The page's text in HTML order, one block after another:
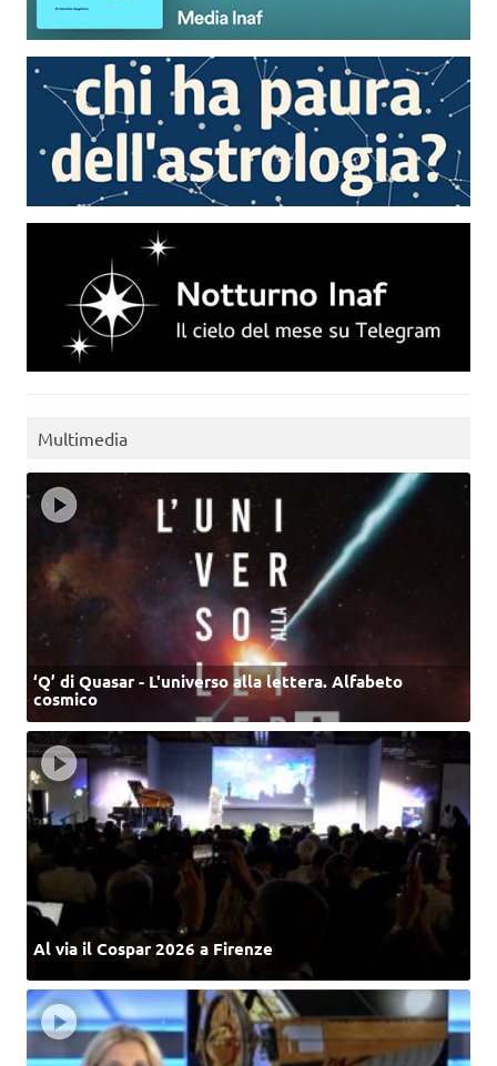
Multimedia
‘Q’ di Quasar - L'universo alla lettera. Alfabeto
cosmico
Al via il Cospar 2026 a Firenze